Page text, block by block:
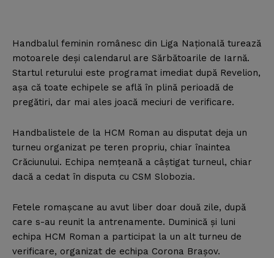
Handbalul feminin românesc din Liga Naţională turează
motoarele deşi calendarul are Sărbătoarile de Iarnă.
Startul returului este programat imediat după Revelion,
aşa că toate echipele se află în plină perioadă de
pregătiri, dar mai ales joacă meciuri de verificare.
Handbalistele de la HCM Roman au disputat deja un
turneu organizat pe teren propriu, chiar înaintea
Crăciunului. Echipa nemţeană a câştigat turneul, chiar
dacă a cedat în disputa cu CSM Slobozia.
Fetele romaşcane au avut liber doar două zile, după
care s-au reunit la antrenamente. Duminică şi luni
echipa HCM Roman a participat la un alt turneu de
verificare, organizat de echipa Corona Braşov.